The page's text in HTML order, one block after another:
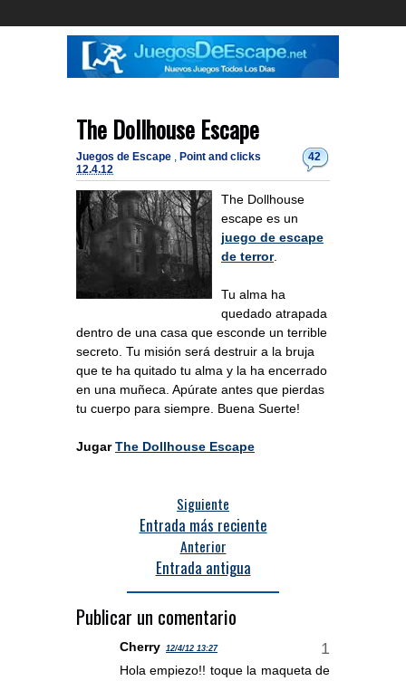
The Dollhouse Escape
42
Juegos de Escape , Point and clicks
12.4.12
The Dollhouse
escape es un
juego de escape
de terror.
Tu alma ha
quedado atrapada
dentro de una casa que esconde un terrible
secreto. Tu misión será destruir a la bruja
que te ha quitado tu alma y la ha encerrado
en una muñeca. Apúrate antes que pierdas
tu cuerpo para siempre. Buena Suerte!
JugarThe Dollhouse Escape
Siguiente
Entrada más reciente
Anterior
Entrada antigua
Publicar un comentario
Cherry 12/4/12 13:27
Hola empiezo!! toque la maqueta de